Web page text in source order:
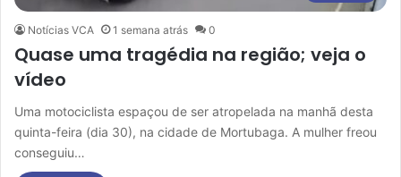
Notícias VCA 1 semana atrás 0
Quase uma tragédia na região; veja o
vídeo
Uma motociclista espaçou de ser atropelada na manhã desta
quinta-feira (dia 30), na cidade de Mortubaga. A mulher freou
conseguiu…